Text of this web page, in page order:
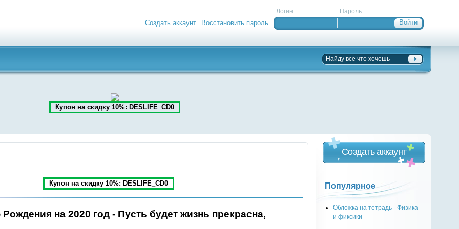
Логин: Пароль:
Создать аккаунт Восстановить пароль
Купон на скидку 10%: DESLIFE_CD0
Купон на скидку 10%: DESLIFE_CD0
на 2020 год - Пусть будет жизнь прекрасна,
Создать аккаунт
Популярное
Обложка на тетрадь - Физика
и фиксики